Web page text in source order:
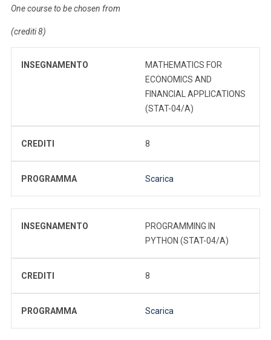
One course to be chosen from
(crediti 8)
INSEGNAMENTO
MATHEMATICS FOR
ECONOMICS AND
FINANCIAL APPLICATIONS
(STAT-04/A)
CREDITI 8
PROGRAMMA Scarica
INSEGNAMENTO
PROGRAMMING IN
PYTHON (STAT-04/A)
CREDITI 8
PROGRAMMA Scarica